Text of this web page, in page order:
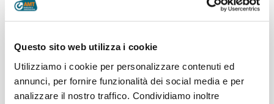
Questo sito web utilizza i cookie
Utilizziamo i cookie per personalizzare contenuti ed
annunci, per fornire funzionalità dei social media e per
analizzare il nostro traffico. Condividiamo inoltre
realizzazione di nuove pulsantiere e indicatori di
rifacimento completo degli intonaci.
Il risultato finale degli interventi è un ascensore più
moderno, rinnovato nelle sue strutture e adeguato ai più
recenti standard di sicurezza. L’impianto riprende il servizio